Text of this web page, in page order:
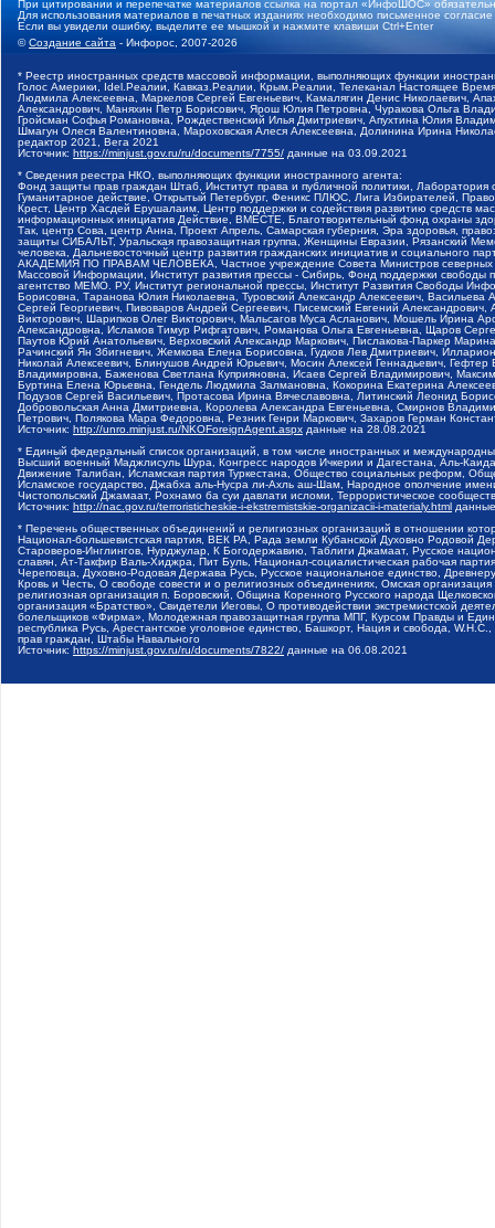
При цитировании и перепечатке материалов ссылка на портал «ИнфоШОС»
Для использования материалов в печатных изданиях необходимо письменное
Если вы увидели ошибку, выделите ее мышкой и нажмите клавиши Ctrl+Enter
©Создание сайта - Инфорос, 2007-2026
* Реестр иностранных средств массовой информации, выполняющих функции
Голос Америки, Idel.Реалии, Кавказ.Реалии, Крым.Реалии, Телеканал Настоящее
Людмила Алексеевна, Маркелов Сергей Евгеньевич, Камалягин Денис Николаевич,
Александрович, Маняхин Петр Борисович, Ярош Юлия Петровна, Чуракова Ольга
Гройсман Софья Романовна, Рождественский Илья Дмитриевич, Апухтина Юлия
Шмагун Олеся Валентиновна, Мароховская Алеся Алексеевна, Долинина Ирина
редактор 2021, Вега 2021
Источник: https://minjust.gov.ru/ru/documents/7755/ данные на 03.09.2021
* Сведения реестра НКО, выполняющих функции иностранного агента:
Фонд защиты прав граждан Штаб, Институт права и публичной политики,
Гуманитарное действие, Открытый Петербург, Феникс ПЛЮС, Лига Избирателей,
Крест, Центр Хасдей Ерушалаим, Центр поддержки и содействия развитию средств
информационных инициатив Действие, ВМЕСТЕ, Благотворительный фонд охраны
Так, центр Сова, центр Анна, Проект Апрель, Самарская губерния, Эра здоровья,
защиты СИБАЛЬТ, Уральская правозащитная группа, Женщины Евразии, Рязанский
человека, Дальневосточный центр развития гражданских инициатив и социального
АКАДЕМИЯ ПО ПРАВАМ ЧЕЛОВЕКА, Частное учреждение Совета Министров северных
Массовой Информации, Институт развития прессы - Сибирь, Фонд поддержки
агентство МЕМО. РУ, Институт региональной прессы, Институт Развития Свободы
Борисовна, Таранова Юлия Николаевна, Туровский Александр Алексеевич,
Сергей Георгиевич, Пивоваров Андрей Сергеевич, Писемский Евгений
Викторович, Шарипков Олег Викторович, Мальсагов Муса Асланович, Мошель Ирина
Александровна, Исламов Тимур Рифгатович, Романова Ольга Евгеньевна, Щаров
Паутов Юрий Анатольевич, Верховский Александр Маркович, Пислакова-Паркер
Рачинский Ян Збигневич, Жемкова Елена Борисовна, Гудков Лев Дмитриевич,
Николай Алексеевич, Блинушов Андрей Юрьевич, Мосин Алексей Геннадьевич,
Владимировна, Баженова Светлана Куприяновна, Исаев Сергей Владимирович,
Буртина Елена Юрьевна, Гендель Людмила Залмановна, Кокорина Екатерина
Подузов Сергей Васильевич, Протасова Ирина Вячеславовна, Литинский Леонид
Добровольская Анна Дмитриевна, Королева Александра Евгеньевна, Смирнов
Петрович, Полякова Мара Федоровна, Резник Генри Маркович, Захаров Герман
Источник: http://unro.minjust.ru/NKOForeignAgent.aspx данные на 28.08.2021
* Единый федеральный список организаций, в том числе иностранных и
Высший военный Маджлисуль Шура, Конгресс народов Ичкерии и Дагестана, Аль-
Движение Талибан, Исламская партия Туркестана, Общество социальных реформ,
Исламское государство, Джабха аль-Нусра ли-Ахль аш-Шам, Народное ополчение
Чистопольский Джамаат, Рохнамо ба суи давлати исломи, Террористическое
Источник: http://nac.gov.ru/terroristicheskie-i-ekstremistskie-organizacii-i-materialy.html
* Перечень общественных объединений и религиозных организаций в отношении
Национал-большевистская партия, ВЕК РА, Рада земли Кубанской Духовно Родовой
Староверов-Инглингов, Нурджулар, К Богодержавию, Таблиги Джамаат, Русское
славян, Ат-Такфир Валь-Хиджра, Пит Буль, Национал-социалистическая рабочая
Череповца, Духовно-Родовая Держава Русь, Русское национальное единство,
Кровь и Честь, О свободе совести и о религиозных объединениях, Омская
религиозная организация п. Боровский, Община Коренного Русского народа
организация «Братство», Свидетели Иеговы, О противодействии экстремистской
болельщиков «Фирма», Молодежная правозащитная группа МПГ, Курсом Правды и
республика Русь, Арестантское уголовное единство, Башкорт, Нация и свобода,
прав граждан, Штабы Навального
Источник: https://minjust.gov.ru/ru/documents/7822/ данные на 06.08.2021